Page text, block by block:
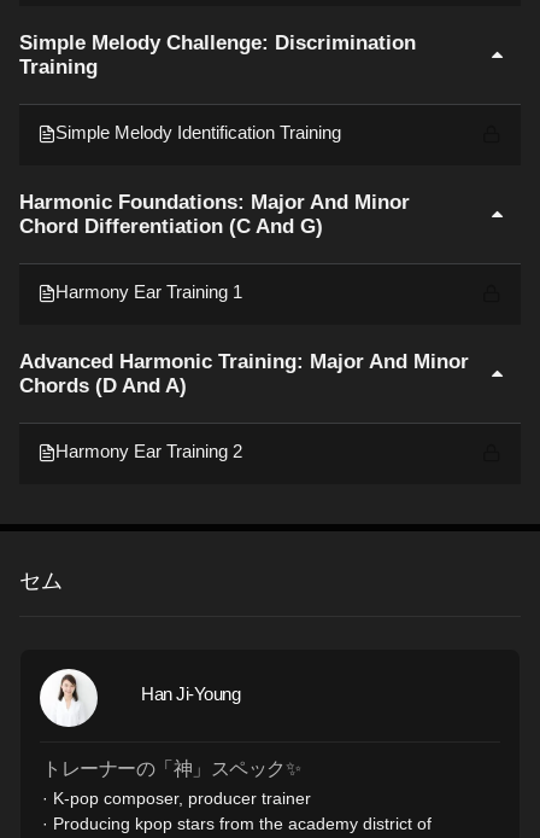
Simple Melody Challenge: Discrimination
Training
Simple Melody Identification Training
Harmonic Foundations: Major And Minor
Chord Differentiation (C And G)
Harmony Ear Training 1
Advanced Harmonic Training: Major And Minor
Chords (D And A)
Harmony Ear Training 2
セム
Han Ji-Young
トレーナーの「神」スペック✨
· K-pop composer, producer trainer
· Producing kpop stars from the academy district of